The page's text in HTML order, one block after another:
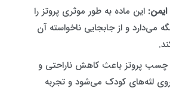
این ماده به طور موثری پروتز را
می‌دارد و از جابجایی ناخواسته آن
چسب پروتز باعث کاهش ناراحتی و
لثه‌های کودک می‌شود و تجربه